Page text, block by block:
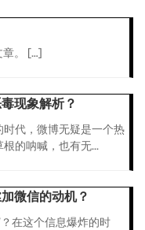
章。 […]
现象解析？
代，微博无疑是一个热
的呐喊，也有无...
微信的动机？
在这个信息爆炸的时